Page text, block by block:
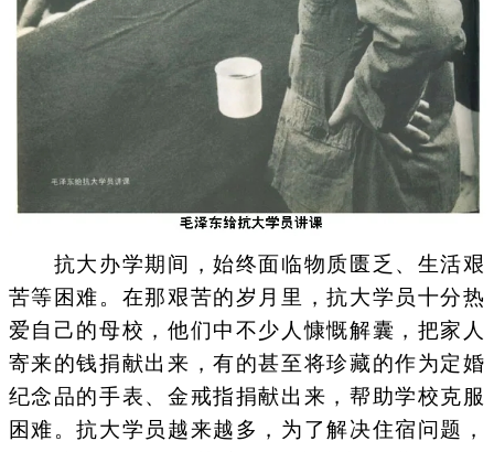
抗大办学期间，始终面临物质匮乏、生活艰
苦等困难。在那艰苦的岁月里，抗大学员十分热
爱自己的母校，他们中不少人慷慨解囊，把家人
寄来的钱捐献出来，有的甚至将珍藏的作为定婚
纪念品的手表、金戒指捐献出来，帮助学校克服
困难。抗大学员越来越多，为了解决住宿问题，